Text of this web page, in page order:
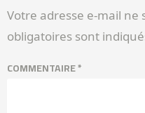
Votre adresse e-mail ne
obligatoires sont
COMMENTAIRE*